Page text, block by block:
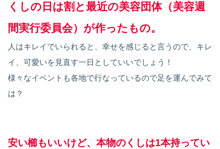
くしの日は割と最近の美容団体（美容週
間実行委員会）が作ったもの。
人はキレイでいられると、幸せを感じると言うので、キレ
イ、可愛いを見直す一日としていいでしょう！
様々なイベントも各地で行なっているので足を運んでみて
は？
安い櫛もいいけど、本物のくしは1本持ってい